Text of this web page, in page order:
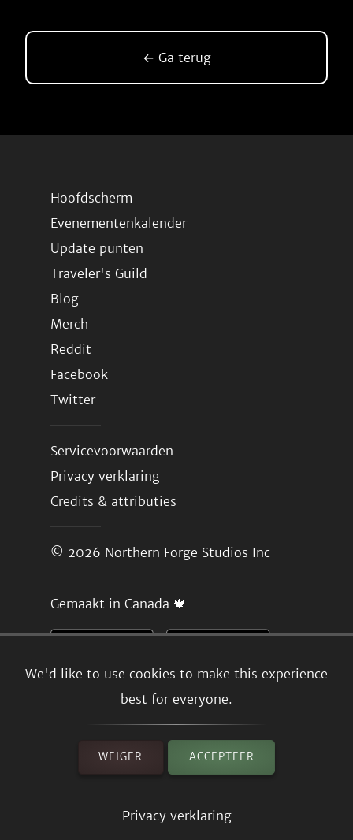
We'd like to use cookies to make this experience
best for everyone.
WEIGER ACCEPTEER
Privacy verklaring
← Ga terug
Hoofdscherm
Evenementenkalender
Update punten
Traveler's Guild
Blog
Merch
Reddit
Facebook
Twitter
Servicevoorwaarden
Privacy verklaring
Credits & attributies
© 2026 Northern Forge Studios Inc
Gemaakt in Canada 🍁